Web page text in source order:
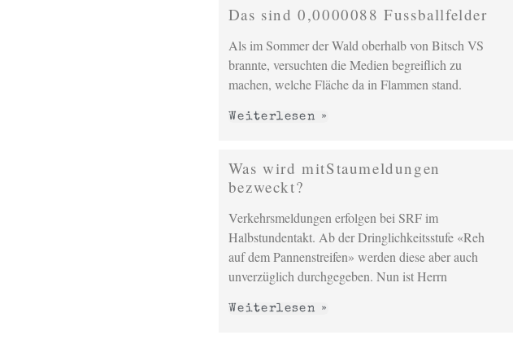
Das sind 0,0000088 Fussballfelder
Als im Sommer der Wald oberhalb von Bitsch VS
brannte, versuchten die Medien begreiflich zu
machen, welche Fläche da in Flammen stand.
Weiterlesen »
Was wird mitStaumeldungen
bezweckt?
Verkehrsmeldungen erfolgen bei SRF im
Halbstundentakt. Ab der Dringlichkeits­stufe «Reh
auf dem Pannenstreifen» werden diese aber auch
unverzüglich durch­gegeben. Nun ist Herrn
Weiterlesen »